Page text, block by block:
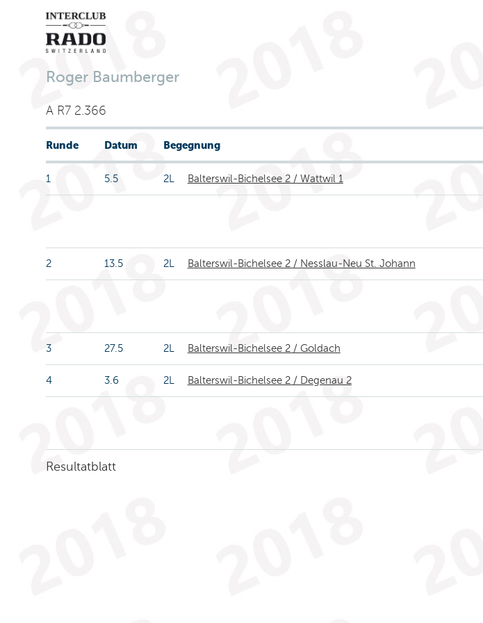
Roger Baumberger
A R7 2.366
Runde Datum Begegnung
1 5.5 2L Balterswil-Bichelsee 2 / Wattwil 1
2 13.5 2L Balterswil-Bichelsee 2 / Nesslau-Neu St. Johann
3 27.5 2L Balterswil-Bichelsee 2 / Goldach
4 3.6 2L Balterswil-Bichelsee 2 / Degenau 2
Resultatblatt